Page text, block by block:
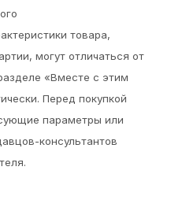
товара,
могут отличаться от
«Вместе с этим
Перед покупкой
параметры или
консультантов